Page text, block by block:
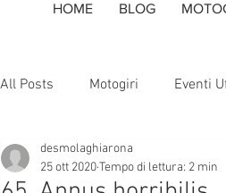
HOME BLOG
All Posts Motogiri Eventi
desmolaghiarona
25 ott 2020Tempo di lettura: 2 min